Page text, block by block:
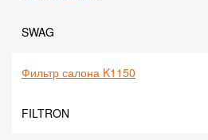
SWAG
Фильтр салона K1150
FILTRON